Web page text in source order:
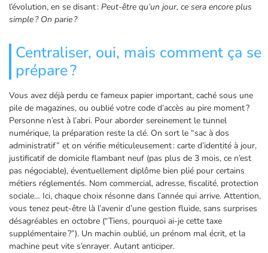
l’évolution, en se disant : Peut-être qu’un jour, ce sera encore plus
simple ? On parie ?
Centraliser, oui, mais comment ça se
prépare ?
Vous avez déjà perdu ce fameux papier important, caché sous une
pile de magazines, ou oublié votre code d’accès au pire moment ?
Personne n’est à l’abri. Pour aborder sereinement le tunnel
numérique, la préparation reste la clé. On sort le “sac à dos
administratif” et on vérifie méticuleusement : carte d’identité à jour,
justificatif de domicile flambant neuf (pas plus de 3 mois, ce n’est
pas négociable), éventuellement diplôme bien plié pour certains
métiers réglementés. Nom commercial, adresse, fiscalité, protection
sociale… Ici, chaque choix résonne dans l’année qui arrive. Attention,
vous tenez peut-être là l’avenir d’une gestion fluide, sans surprises
désagréables en octobre (“Tiens, pourquoi ai-je cette taxe
supplémentaire ?”). Un machin oublié, un prénom mal écrit, et la
machine peut vite s’enrayer. Autant anticiper.